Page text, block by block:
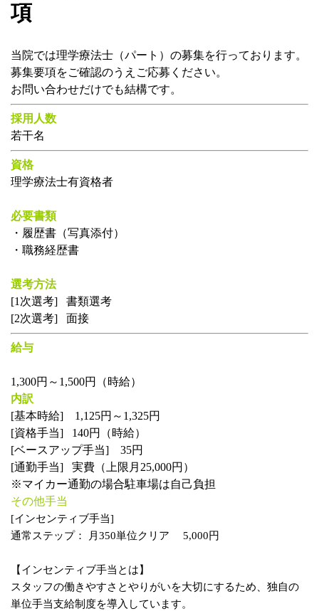
項
当院では理学療法士（パート）の募集を行っております。
募集要項をご確認のうえご応募ください。
お問い合わせだけでも結構です。
採用人数
若干名
資格
理学療法士有資格者
必要書類
・ 履歴書（写真添付）
・職務経歴書
選考方法
[1次選考] 書類選考
[2次選考] 面接
給与
1,300円～1,500円（時給）
内訳
[基本時給] 1,125円～1,325円
[資格手当] 140円（時給）
[ベースアップ手当] 35円
[通勤手当] 実費（上限月25,000円）
※マイカー通勤の場合駐車場は自己負担
その他手当
[インセンティブ手当]
通常ステップ： 月350単位クリア 5,000円
【インセンティブ手当とは】
スタッフの働きやすさとやりがいを大切にするため、独自の
単位手当支給制度を導入しています。